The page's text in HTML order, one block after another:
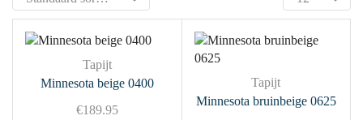
Tapijt
Minnesota beige 0400
€189.95
Tapijt
Minnesota bruinbeige 0625